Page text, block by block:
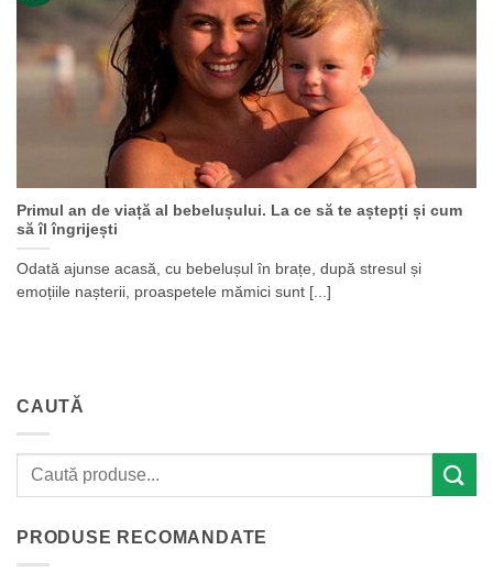
Primul an de viață al bebelușului. La ce să te aștepți și cum
să îl îngrijești
Odată ajunse acasă, cu bebelușul în brațe, după stresul și
emoțiile nașterii, proaspetele mămici sunt [...]
CAUTĂ
PRODUSE RECOMANDATE